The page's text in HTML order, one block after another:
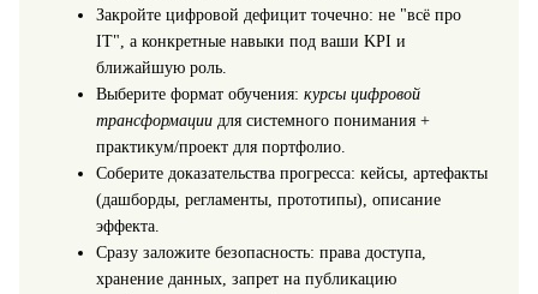
Закройте цифровой дефицит точечно: не "всё про
IT", а конкретные навыки под ваши KPI и
ближайшую роль.
Выберите формат обучения: курсы цифровой
трансформациидля системного понимания +
практикум/проект для портфолио.
Соберите доказательства прогресса: кейсы, артефакты
(дашборды, регламенты, прототипы), описание
эффекта.
Сразу заложите безопасность: права доступа,
хранение данных, запрет на публикацию